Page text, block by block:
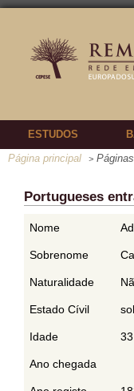
ESTUDOS
Página principal
>
Portugueses
Nome
Sobrenome
Naturalidade
Estado Cívil
Idade 33
Ano chegada